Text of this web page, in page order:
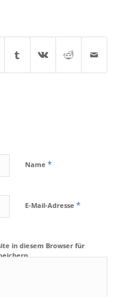
Name *
E-Mail-Adresse *
in diesem Browser für